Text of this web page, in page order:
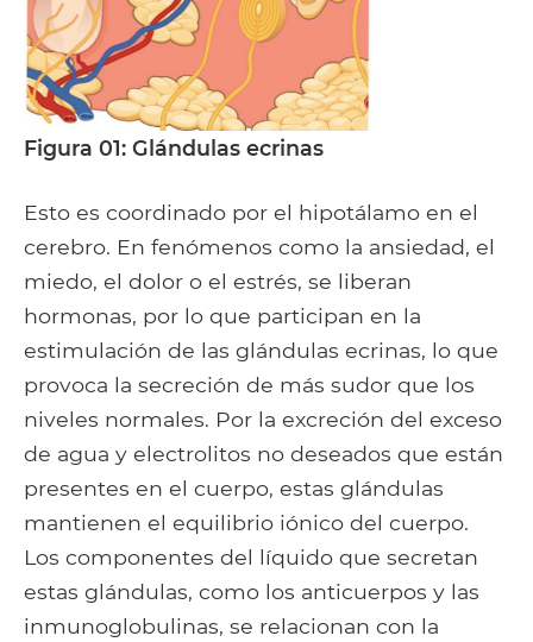
Figura 01: Glándulas ecrinas
Esto es coordinado por el hipotálamo en el
cerebro. En fenómenos como la ansiedad, el
miedo, el dolor o el estrés, se liberan
hormonas, por lo que participan en la
estimulación de las glándulas ecrinas, lo que
provoca la secreción de más sudor que los
niveles normales. Por la excreción del exceso
de agua y electrolitos no deseados que están
presentes en el cuerpo, estas glándulas
mantienen el equilibrio iónico del cuerpo.
Los componentes del líquido que secretan
estas glándulas, como los anticuerpos y las
inmunoglobulinas, se relacionan con la